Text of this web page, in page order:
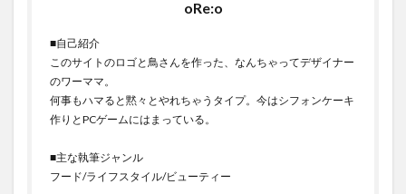
oRe:o
■自己紹介
このサイトのロゴと鳥さんを作った、なんちゃってデザイナー
のワーママ。
何事もハマると黙々とやれちゃうタイプ。今はシフォンケーキ
作りとPCゲームにはまっている。
■主な執筆ジャンル
フード/ライフスタイル/ビューティー